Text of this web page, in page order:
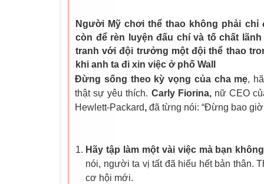
Người Mỹ chơi thể thao không phải
còn để rèn luyện đấu chí và tố chất
tranh với đội trưởng một đội thể thao
khi anh ta đi xin việc ở phố Wall
Đừng sống theo kỳ vọng của cha mẹ,
thật sự yêu thích. Carly Fiorina,nữ CEO
Hewlett-Packard, đã từng nói: “Đừng bao
Hãy tập làm một vài việc mà bạn
nói, người ta vị tất đã hiểu hết bản thân.
cơ hội mới.